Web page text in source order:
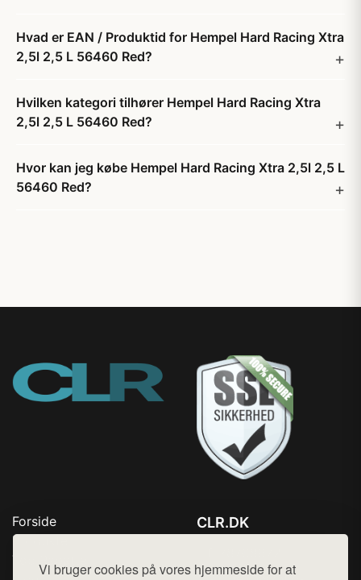
Vi bruger cookies på vores hjemmeside for at
Hvad er EAN / Produktid for Hempel Hard Racing Xtra
2,5l 2,5 L 56460 Red?
Hvilken kategori tilhører Hempel Hard Racing Xtra
2,5l 2,5 L 56460 Red?
Hvor kan jeg købe Hempel Hard Racing Xtra 2,5l 2,5 L
56460 Red?
Forside
Produkter
Top Rabatter
CLR.DK